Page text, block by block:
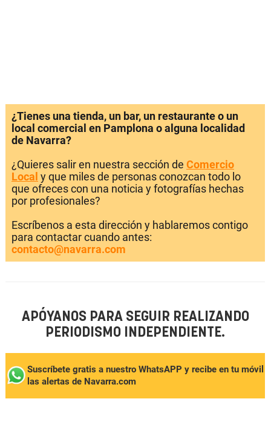
¿Tienes una tienda, un bar, un restaurante o un
local comercial en Pamplona o alguna localidad
de Navarra?
¿Quieres salir en nuestra sección de Comercio
Local y que miles de personas conozcan todo lo
que ofreces con una noticia y fotografías hechas
por profesionales?
Escríbenos a esta dirección y hablaremos contigo
para contactar cuando antes:
contacto@navarra.com
APÓYANOS PARA SEGUIR REALIZANDO
PERIODISMO INDEPENDIENTE.
Suscríbete gratis a nuestro WhatsAPP y recibe en tu móvil
las alertas de Navarra.com